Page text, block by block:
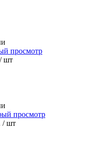
просмотр
/ шт
просмотр
/ шт